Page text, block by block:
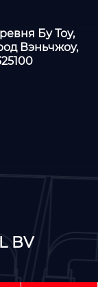
Бу Тоу,
Вэньчжоу,
BV